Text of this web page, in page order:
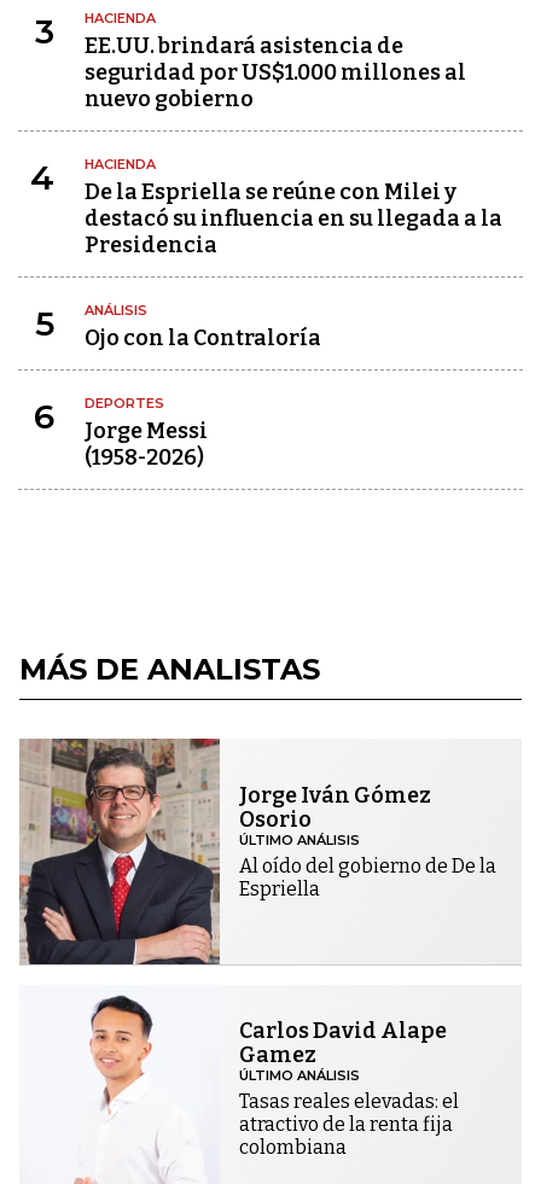
3 HACIENDA
EE.UU. brindará asistencia de
seguridad por US$1.000 millones al
nuevo gobierno
4 HACIENDA
De la Espriella se reúne con Milei y
destacó su influencia en su llegada a la
Presidencia
5 ANÁLISIS
Ojo con la Contraloría
6 DEPORTES
Jorge Messi
(1958-2026)
MÁS DE ANALISTAS
Jorge Iván Gómez
Osorio
ÚLTIMO ANÁLISIS
Al oído del gobierno de De la
Espriella
Carlos David Alape
Gamez
ÚLTIMO ANÁLISIS
Tasas reales elevadas: el
atractivo de la renta fija
colombiana